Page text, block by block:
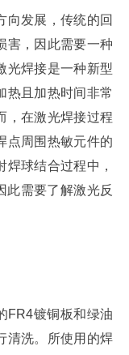
向发展，传统的回
害，因此需要一种
光焊接是一种新型
热且加热时间非常
，在激光焊接过程
点周围热敏元件的
球结合过程中，
此需要了解激光反
FR4镀铜板和绿油
清洗。所使用的焊